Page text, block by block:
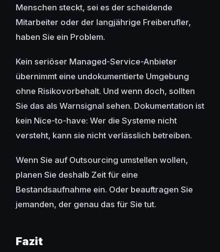
Menschen steckt, sei es der scheidende
Mitarbeiter oder der langjährige Freiberufler,
haben Sie ein Problem.
Kein seriöser Managed-Service-Anbieter
übernimmt eine undokumentierte Umgebung
ohne Risikovorbehalt. Und wenn doch, sollten
Sie das als Warnsignal sehen. Dokumentation ist
kein Nice-to-have: Wer die Systeme nicht
versteht, kann sie nicht verlässlich betreiben.
Wenn Sie auf Outsourcing umstellen wollen,
planen Sie deshalb Zeit für eine
Bestandsaufnahme ein. Oder beauftragen Sie
jemanden, der genau das für Sie tut.
Fazit